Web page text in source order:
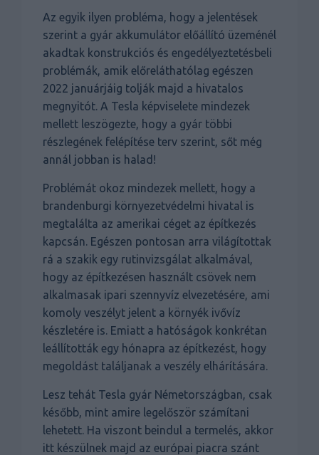
Az egyik ilyen probléma, hogy a jelentések
szerint a gyár akkumulátor előállító üzeménél
akadtak konstrukciós és engedélyeztetésbeli
problémák, amik előreláthatólag egészen
2022 januárjáig tolják majd a hivatalos
megnyitót. A Tesla képviselete mindezek
mellett leszögezte, hogy a gyár többi
részlegének felépítése terv szerint, sőt még
annál jobban is halad!
Problémát okoz mindezek mellett, hogy a
brandenburgi környezetvédelmi hivatal is
megtalálta az amerikai céget az építkezés
kapcsán. Egészen pontosan arra világítottak
rá a szakik egy rutinvizsgálat alkalmával,
hogy az építkezésen használt csövek nem
alkalmasak ipari szennyvíz elvezetésére, ami
komoly veszélyt jelent a környék ivővíz
készletére is. Emiatt a hatóságok konkrétan
leállították egy hónapra az építkezést, hogy
megoldást találjanak a veszély elhárítására.
Lesz tehát Tesla gyár Németországban, csak
később, mint amire legelőször számítani
lehetett. Ha viszont beindul a termelés, akkor
itt készülnek majd az európai piacra szánt